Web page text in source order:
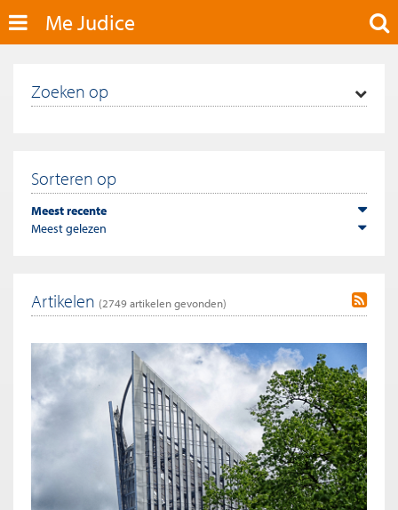
Me Judice
Zoeken op
Sorteren op
Meest recente
Meest gelezen
Artikelen (2749artikelen gevonden)